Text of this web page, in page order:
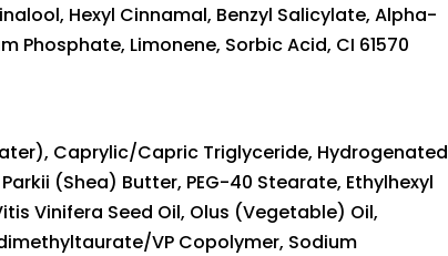
Hexyl Cinnamal, Benzyl Salicylate, Alpha-
Phosphate, Limonene, Sorbic Acid, CI 61570
Caprylic/Capric Triglyceride, Hydrogenated
(Shea) Butter, PEG-40 Stearate, Ethylhexyl
Vinifera Seed Oil, Olus (Vegetable) Oil,
VP Copolymer, Sodium